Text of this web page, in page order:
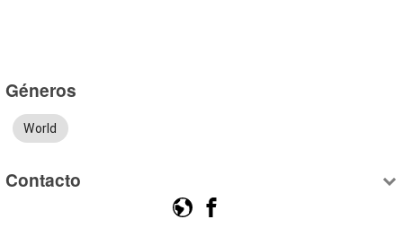
Géneros
World
Contacto